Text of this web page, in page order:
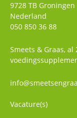
9728 TB Groningen
Nederland
050 850 36 88
Smeets & Graas,
Vacature(s)